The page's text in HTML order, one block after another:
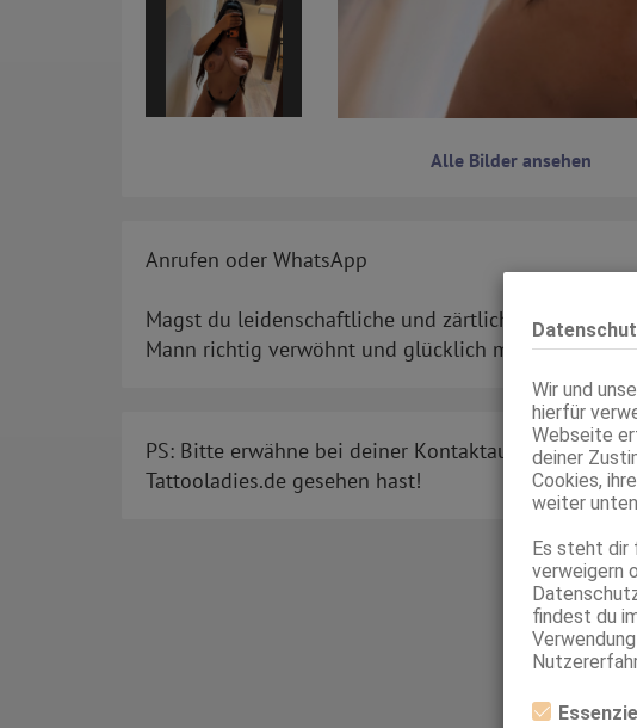
Wir und
hierfür
Webseite
deiner
Cookies,
weiter
Es steht dir
verweigern
findest du
Alle Bilder ansehen
Anrufen oder WhatsApp
Magst du leidenschaftliche und zärtliche Frauen die
Mann richtig verwöhnt und glücklich macht, dann
PS: Bitte erwähne bei deiner Kontaktaufnahme,
Tattooladies.de gesehen hast!